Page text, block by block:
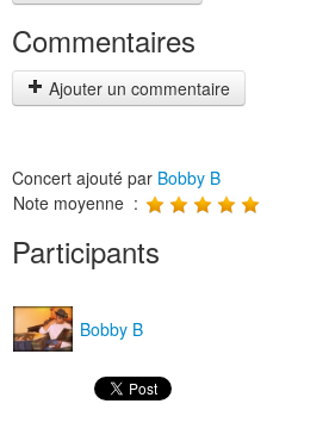
Commentaires
Ajouter un commentaire
Concert ajouté par Bobby B
Note moyenne :
Participants
Bobby B